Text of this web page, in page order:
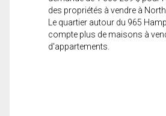
des propriétés à vendre à
Le quartier autour du 965
compte plus de maisons à
d'appartements.